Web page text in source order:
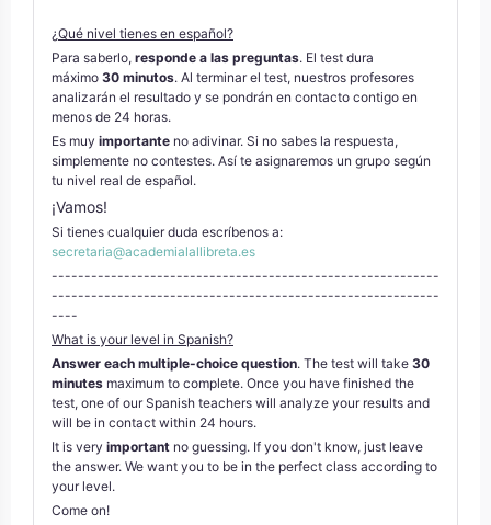
¿Qué nivel tienes en español?
Para saberlo, responde a las preguntas. El test dura
máximo 30 minutos. Al terminar el test, nuestros profesores
analizarán el resultado y se pondrán en contacto contigo en
menos de 24 horas.
Es muy importante no adivinar. Si no sabes la respuesta,
simplemente no contestes. Así te asignaremos un grupo según
tu nivel real de español.
¡Vamos!
Si tienes cualquier duda escríbenos a:
secretaria@academialallibreta.es
-----------------------------------------------------------
-----------------------------------------------------------
----
What is your level in Spanish?
Answer each multiple-choice question. The test will take 30
minutes maximum to complete. Once you have finished the
test, one of our Spanish teachers will analyze your results and
will be in contact within 24 hours.
It is very important no guessing. If you don't know, just leave
the answer. We want you to be in the perfect class according to
your level.
Come on!